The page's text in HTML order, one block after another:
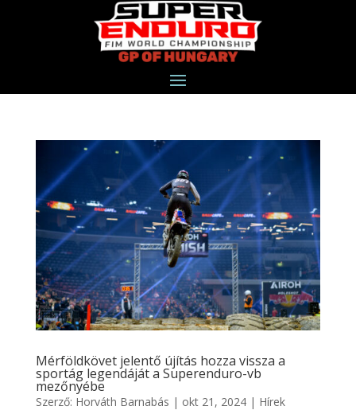
Mérföldkövet jelentő újítás hozza vissza a
sportág legendáját a Superenduro-vb
mezőnyébe
Szerző: Horváth Barnabás | okt 21, 2024| Hírek